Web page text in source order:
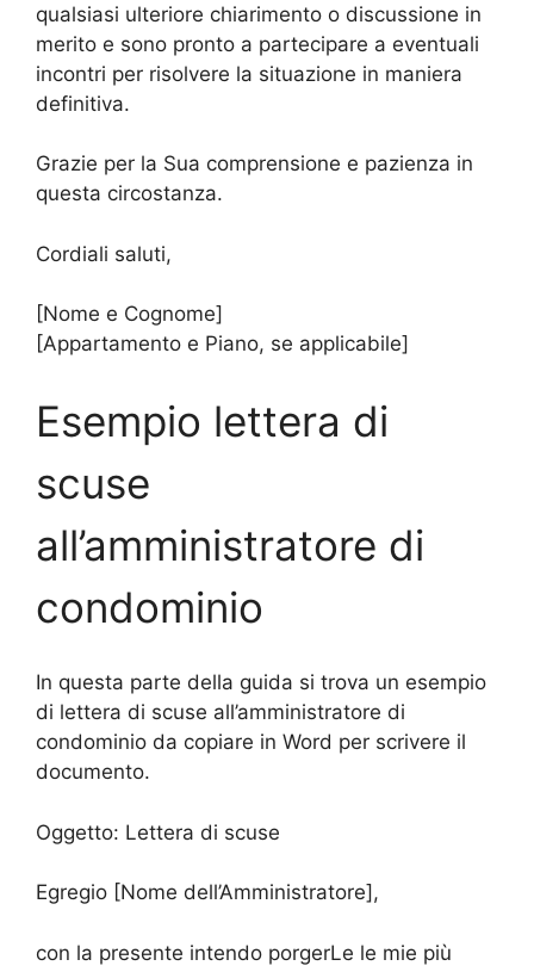
qualsiasi ulteriore chiarimento o discussione in
merito e sono pronto a partecipare a eventuali
incontri per risolvere la situazione in maniera
definitiva.
Grazie per la Sua comprensione e pazienza in
questa circostanza.
Cordiali saluti,
[Nome e Cognome]
[Appartamento e Piano, se applicabile]
Esempio lettera di
scuse
all’amministratore di
condominio
In questa parte della guida si trova un esempio
di lettera di scuse all’amministratore di
condominio da copiare in Word per scrivere il
documento.
Oggetto: Lettera di scuse
Egregio [Nome dell’Amministratore],
con la presente intendo porgerLe le mie più